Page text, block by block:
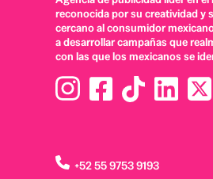
reconocida por su creatividad y
cercano al consumidor
a desarrollar campañas que
con las que los mexicanos se
+52 55 9753 9193